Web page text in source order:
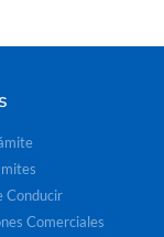
Conducir
Comerciales